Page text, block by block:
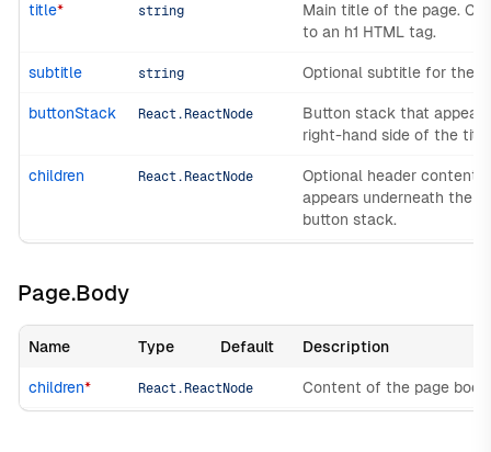
title* string
Main title of the page.
to an h1 HTML tag.
subtitle string Optional subtitle for the
buttonStack React.ReactNode
Button stack that
right-hand side of the
children React.ReactNode
Optional header content
appears underneath the
button stack.
Page.Body
Name Type Default Description
children* React.ReactNode Content of the page body.